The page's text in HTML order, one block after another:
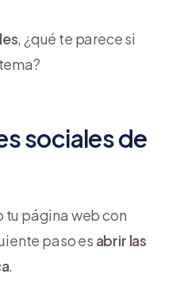
, ¿qué te parece si
sociales de
tu página web con
paso es abrir las
.